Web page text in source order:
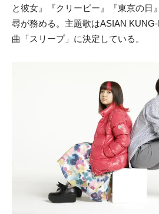
と彼女』『クリーピー』『東京の日
尋が務める。主題歌はASIAN
曲「スリープ」に決定している。